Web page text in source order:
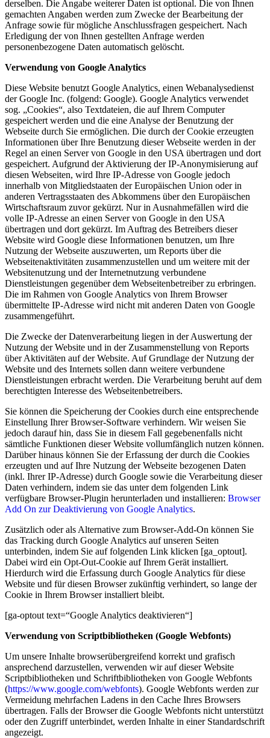
derselben. Die Angabe weiterer Daten ist optional. Die von Ihnen
gemachten Angaben werden zum Zwecke der Bearbeitung der
Anfrage sowie für mögliche Anschlussfragen gespeichert. Nach
Erledigung der von Ihnen gestellten Anfrage werden
personenbezogene Daten automatisch gelöscht.
Verwendung von Google Analytics
Diese Website benutzt Google Analytics, einen Webanalysedienst
der Google Inc. (folgend: Google). Google Analytics verwendet
sog. „Cookies“, also Textdateien, die auf Ihrem Computer
gespeichert werden und die eine Analyse der Benutzung der
Webseite durch Sie ermöglichen. Die durch der Cookie erzeugten
Informationen über Ihre Benutzung dieser Webseite werden in der
Regel an einen Server von Google in den USA übertragen und dort
gespeichert. Aufgrund der Aktivierung der IP-Anonymisierung auf
diesen Webseiten, wird Ihre IP-Adresse von Google jedoch
innerhalb von Mitgliedstaaten der Europäischen Union oder in
anderen Vertragsstaaten des Abkommens über den Europäischen
Wirtschaftsraum zuvor gekürzt. Nur in Ausnahmefällen wird die
volle IP-Adresse an einen Server von Google in den USA
übertragen und dort gekürzt. Im Auftrag des Betreibers dieser
Website wird Google diese Informationen benutzen, um Ihre
Nutzung der Webseite auszuwerten, um Reports über die
Webseitenaktivitäten zusammenzustellen und um weitere mit der
Websitenutzung und der Internetnutzung verbundene
Dienstleistungen gegenüber dem Webseitenbetreiber zu erbringen.
Die im Rahmen von Google Analytics von Ihrem Browser
übermittelte IP-Adresse wird nicht mit anderen Daten von Google
zusammengeführt.
Die Zwecke der Datenverarbeitung liegen in der Auswertung der
Nutzung der Website und in der Zusammenstellung von Reports
über Aktivitäten auf der Website. Auf Grundlage der Nutzung der
Website und des Internets sollen dann weitere verbundene
Dienstleistungen erbracht werden. Die Verarbeitung beruht auf dem
berechtigten Interesse des Webseitenbetreibers.
Sie können die Speicherung der Cookies durch eine entsprechende
Einstellung Ihrer Browser-Software verhindern. Wir weisen Sie
jedoch darauf hin, dass Sie in diesem Fall gegebenenfalls nicht
sämtliche Funktionen dieser Website vollumfänglich nutzen können.
Darüber hinaus können Sie der Erfassung der durch die Cookies
erzeugten und auf Ihre Nutzung der Webseite bezogenen Daten
(inkl. Ihrer IP-Adresse) durch Google sowie die Verarbeitung dieser
Daten verhindern, indem sie das unter dem folgenden Link
verfügbare Browser-Plugin herunterladen und installieren: Browser
Add On zur Deaktivierung von Google Analytics.
Zusätzlich oder als Alternative zum Browser-Add-On können Sie
das Tracking durch Google Analytics auf unseren Seiten
unterbinden, indem Sie auf folgenden Link klicken [ga_optout].
Dabei wird ein Opt-Out-Cookie auf Ihrem Gerät installiert.
Hierdurch wird die Erfassung durch Google Analytics für diese
Website und für diesen Browser zukünftig verhindert, so lange der
Cookie in Ihrem Browser installiert bleibt.
[ga-optout text=“Google Analytics deaktivieren“]
Verwendung von Scriptbibliotheken (Google Webfonts)
Um unsere Inhalte browserübergreifend korrekt und grafisch
ansprechend darzustellen, verwenden wir auf dieser Website
Scriptbibliotheken und Schriftbibliotheken von Google Webfonts
(https://www.google.com/webfonts). Google Webfonts werden zur
Vermeidung mehrfachen Ladens in den Cache Ihres Browsers
übertragen. Falls der Browser die Google Webfonts nicht unterstützt
oder den Zugriff unterbindet, werden Inhalte in einer Standardschrift
angezeigt.